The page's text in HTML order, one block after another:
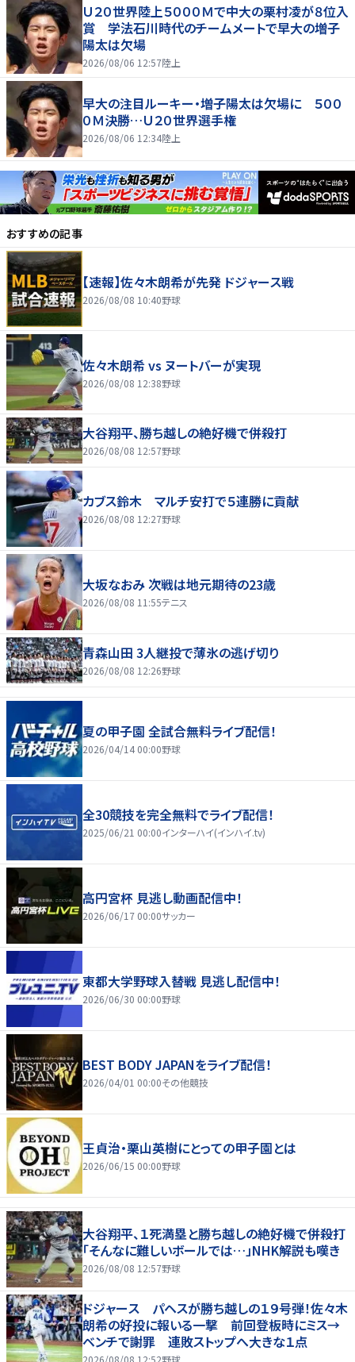
Ｕ２０世界陸上５０００Ｍで中大の栗村凌が８位入
賞 学法石川時代のチームメートで早大の増子
陽太は欠場
2026/08/06 12:57陸上
早大の注目ルーキー・増子陽太は欠場に ５００
０Ｍ決勝…Ｕ２０世界選手権
2026/08/06 12:34陸上
おすすめの記事
【速報】佐々木朗希が先発 ドジャース戦
2026/08/08 10:40野球
佐々木朗希 vs ヌートバーが実現
2026/08/08 12:38野球
大谷翔平、勝ち越しの絶好機で併殺打
2026/08/08 12:57野球
カブス鈴木 マルチ安打で５連勝に貢献
2026/08/08 12:27野球
大坂なおみ 次戦は地元期待の23歳
2026/08/08 11:55テニス
青森山田 3人継投で薄氷の逃げ切り
2026/08/08 12:26野球
夏の甲子園 全試合無料ライブ配信！
2026/04/14 00:00野球
全30競技を完全無料でライブ配信！
2025/06/21 00:00インターハイ(インハイ.tv)
高円宮杯 見逃し動画配信中！
2026/06/17 00:00サッカー
東都大学野球入替戦 見逃し配信中！
2026/06/30 00:00野球
BEST BODY JAPANをライブ配信！
2026/04/01 00:00その他競技
王貞治・栗山英樹にとっての甲子園とは
2026/06/15 00:00野球
大谷翔平、１死満塁と勝ち越しの絶好機で併殺打
「そんなに難しいボールでは…」NHK解説も嘆き
2026/08/08 12:57野球
ドジャース パヘスが勝ち越しの１９号弾！佐々木
朗希の好投に報いる一撃 前回登板時にミス→
ベンチで謝罪 連敗ストップへ大きな１点
2026/08/08 12:52野球